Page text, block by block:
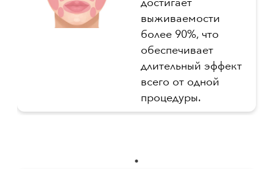
выживаемости
более 90%, что
обеспечивает
длительный эффект
всего от одной
процедуры.